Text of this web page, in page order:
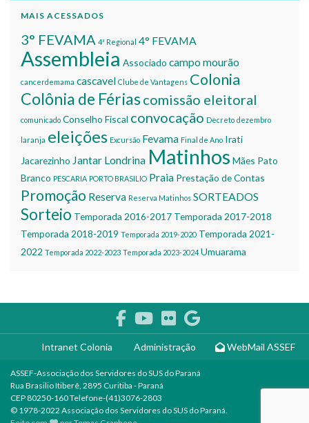
MAIS ACESSADOS
3° FEVAMA 4ª Regional 4° FEVAMA
Assembleia Associado campo mourão
cancerdemama cascavel Clube de Vantagens Colonia
Colônia de Fériascomissão eleitoral
comunicado Conselho Fiscal convocação Decreto dezembro
laranja eleições Excursão Fevama Final de Ano Irati
Jacarezinho Jantar Londrina Matinhos Mães Pato
Branco PESCARIA PORTO BRASILIO Praia Prestação de Contas
Promoção Reserva Reserva Matinhos SORTEADOS
Sorteio Temporada 2016-2017 Temporada 2017-2018
Temporada 2018-2019 Temporada 2019-2020 Temporada 2021-
2022 Temporada 2022-2023 Temporada 2023-2024 Umuarama
Intranet Colonia Administração WebMail ASSEF
ASSEF-Associação dos Servidores do SUS do Paraná
Rua Brasilio Itiberê, 2895 Curitiba - Paraná
CEP 80250-160 Telefone-(41)3076-2803
© 1978-2022 Associação dos Servidores do SUS do Paraná.